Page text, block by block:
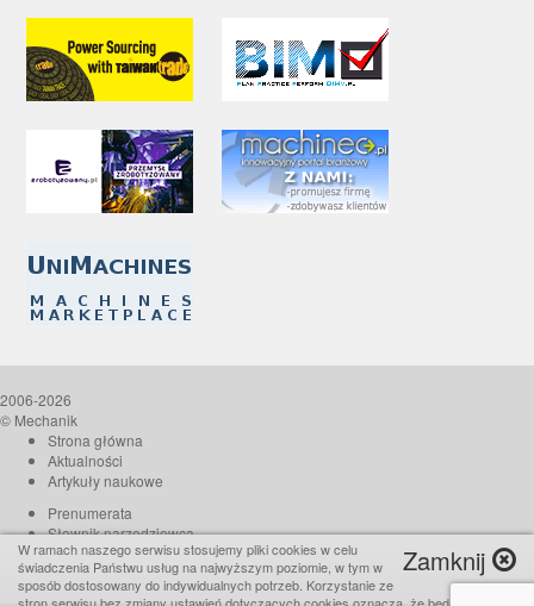
2006-2026
© Mechanik
Strona główna
Aktualności
Artykuły naukowe
Prenumerata
Słownik narzędziowca
O czasopiśmie
Reklama
Zamknij
W ramach naszego serwisu stosujemy pliki cookies w celu
świadczenia Państwu usług na najwyższym poziomie, w tym w
sposób dostosowany do indywidualnych potrzeb. Korzystanie ze